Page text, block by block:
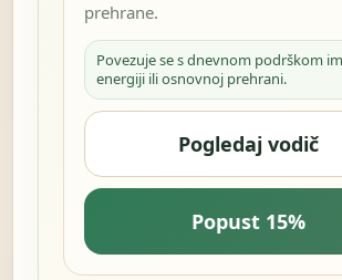
prehrane.
Povezuje se s dnevnom podrškom
energiji ili osnovnoj prehrani.
Pogledaj vodič
Popust 15%